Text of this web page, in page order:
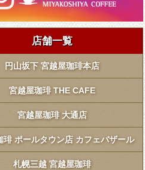
店舗一覧
円山坂下 宮越屋珈琲本店
宮越屋珈琲 THE CAFE
宮越屋珈琲 大通店
琲 ポールタウン店 カフェバザール
札幌三越 宮越屋珈琲